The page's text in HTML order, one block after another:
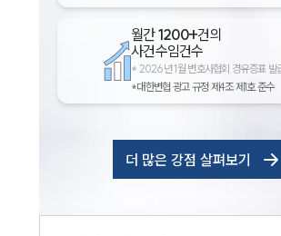
월간1200+건의
사건수임건수
* 2026년 1월 변호사협회 경유증표 발
*대한변협 광고 규정 제4조 제1호 준수
더 많은 강점 살펴보기